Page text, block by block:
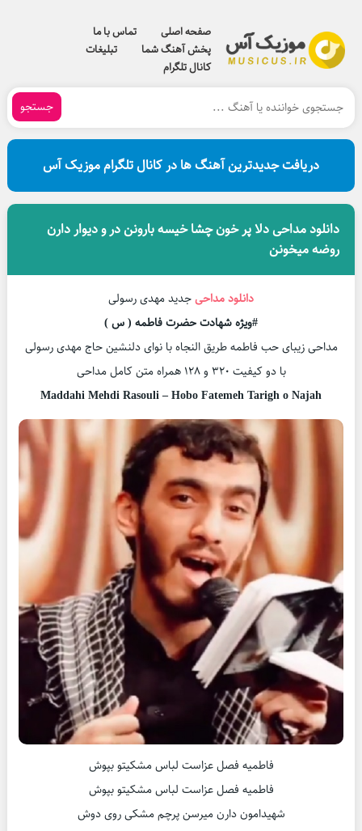
صفحه اصلی
تماس با ما
پخش آهنگ شما
تبلیغات
کانال تلگرام
جستجو
دریافت جدیدترین آهنگ ها در کانال تلگرام موزیک آس
دانلود مداحی دلا پر خون چشا خیسه بارونن در و دیوار دارن
روضه میخونن
دانلود مداحیجدید مهدی رسولی
#ویژه شهادت حضرت فاطمه ( س )
مداحی زیبای حب فاطمه طریق النجاه با نوای دلنشین حاج مهدی رسولی
با دو کیفیت ۳۲۰ و ۱۲۸ همراه متن کامل مداحی
Maddahi Mehdi Rasouli – Hobo Fatemeh Tarigh o Najah
فاطمیه فصل عزاست لباس مشکیتو بپوش
فاطمیه فصل عزاست لباس مشکیتو بپوش
شهیدامون دارن میرسن پرچم مشکی روی دوش